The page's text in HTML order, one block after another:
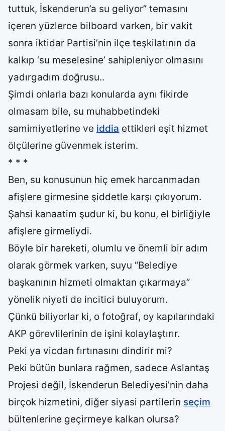
tuttuk, İskenderun’a su geliyor” temasını
içeren yüzlerce bilboard varken, bir vakit
sonra iktidar Partisi’nin ilçe teşkilatının da
kalkıp ‘su meselesine’ sahipleniyor olmasını
yadırgadım doğrusu..
Şimdi onlarla bazı konularda aynı fikirde
olmasam bile, su muhabbetindeki
samimiyetlerine ve iddia ettikleri eşit hizmet
ölçülerine güvenmek isterim.
* * *
Ben, su konusunun hiç emek harcanmadan
afişlere girmesine şiddetle karşı çıkıyorum.
Şahsi kanaatim şudur ki, bu konu, el birliğiyle
afişlere girmeliydi.
Böyle bir hareketi, olumlu ve önemli bir adım
olarak görmek varken, suyu “Belediye
başkanının hizmeti olmaktan çıkarmaya”
yönelik niyeti de incitici buluyorum.
Çünkü biliyorlar ki, o fotoğraf, oy kapılarındaki
AKP görevlilerinin de işini kolaylaştırır.
Peki ya vicdan fırtınasını dindirir mi?
Peki bütün bunlara rağmen, sadece Aslantaş
Projesi değil, İskenderun Belediyesi’nin daha
birçok hizmetini, diğer siyasi partilerin seçim
bültenlerine geçirmeye kalkan olursa?